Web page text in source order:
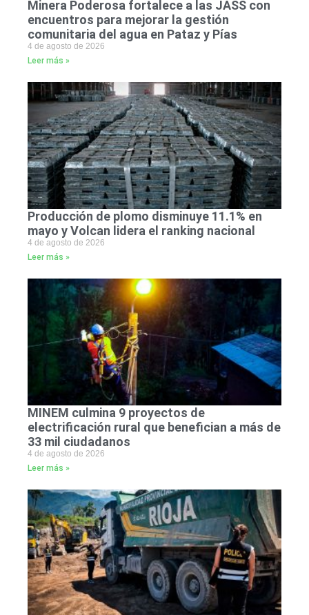
Minera Poderosa fortalece a las JASS con
encuentros para mejorar la gestión
comunitaria del agua en Pataz y Pías
4 de agosto de 2026
Leer más »
Producción de plomo disminuye 11.1% en
mayo y Volcan lidera el ranking nacional
4 de agosto de 2026
Leer más »
MINEM culmina 9 proyectos de
electrificación rural que benefician a más de
33 mil ciudadanos
4 de agosto de 2026
Leer más »